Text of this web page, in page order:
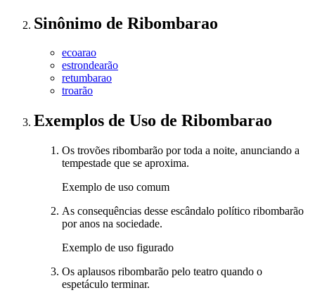
Sinônimo de Ribombarao
ecoarao
estrondearão
retumbarao
troarão
Exemplos de Uso de Ribombarao
Os trovões ribombarão por toda a noite, anunciando a
tempestade que se aproxima.
Exemplo de uso comum
As consequências desse escândalo político ribombarão
por anos na sociedade.
Exemplo de uso figurado
Os aplausos ribombarão pelo teatro quando o
espetáculo terminar.